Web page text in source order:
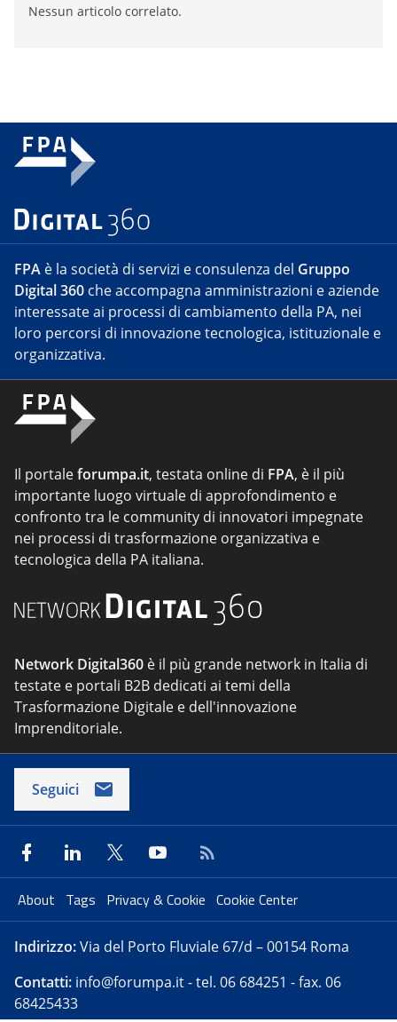
Nessun articolo correlato.
FPA è la società di servizi e consulenza del Gruppo
Digital 360 che accompagna amministrazioni e aziende
interessate ai processi di cambiamento della PA, nei
loro percorsi di innovazione tecnologica, istituzionale e
organizzativa.
Il portaleforumpa.it, testata online di FPA, è il più
importante luogo virtuale di approfondimento e
confronto tra le community di innovatori impegnate
nei processi di trasformazione organizzativa e
tecnologica della PA italiana.
Network Digital360 è il più grande network in Italia di
testate e portali B2B dedicati ai temi della
Trasformazione Digitale e dell'innovazione
Imprenditoriale.
Seguici
About Tags Privacy & Cookie Cookie Center
Indirizzo:Via del Porto Fluviale 67/d – 00154 Roma
Contatti: info@forumpa.it- tel. 06 684251 - fax. 06
68425433